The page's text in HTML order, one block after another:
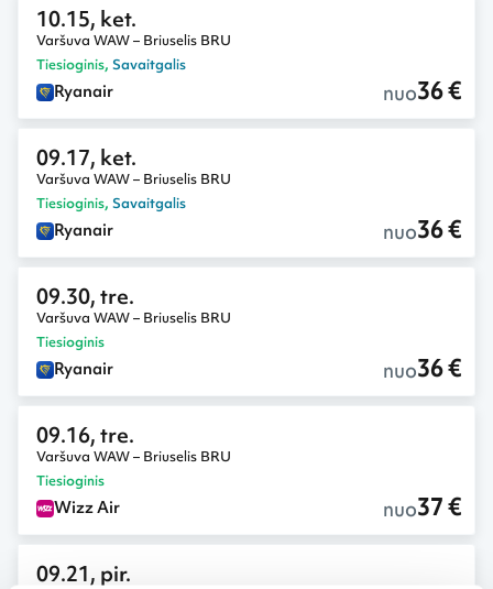
10.15, ket.
Varšuva WAW – Briuselis BRU
Tiesioginis, Savaitgalis
Ryanair nuo36 €
09.17, ket.
Varšuva WAW – Briuselis BRU
Tiesioginis, Savaitgalis
Ryanair nuo36 €
09.30, tre.
Varšuva WAW – Briuselis BRU
Tiesioginis
Ryanair nuo36 €
09.16, tre.
Varšuva WAW – Briuselis BRU
Tiesioginis
Wizz Air nuo37 €
09.21, pir.